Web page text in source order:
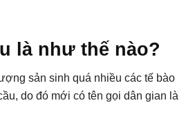
là như thế nào?
sản sinh quá nhiều các tế bào
do đó mới có tên gọi dân gian là